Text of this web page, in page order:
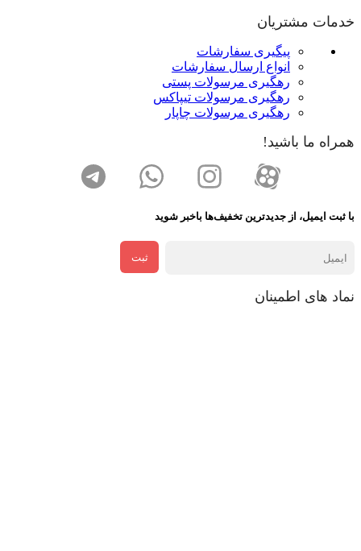
خدمات مشتریان
پیگیری سفارشات
انواع ارسال سفارشات
رهگیری مرسولات پستی
رهگیری مرسولات تیپاکس
رهگیری مرسولات چاپار
همراه ما باشید!
با ثبت ایمیل، از جدید‌ترین تخفیف‌ها با‌خبر شوید
ثبت
نماد های اطمینان